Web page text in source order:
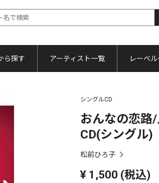
ら探す アーティスト一覧 レーベ
シングルCD
おんなの恋路
CD(シングル)
松前ひろ子
¥ 1,500 (税込)